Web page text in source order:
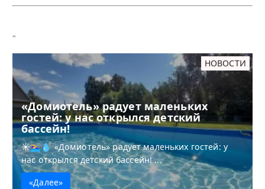
"
НОВОСТИ
«Домиотель» радует маленьких
гостей: у нас открылся детский
бассейн!
☀️🏊‍♀️💧 «Домиотель» радует маленьких гостей: у
нас открылся детский бассейн! ...
«Далее»